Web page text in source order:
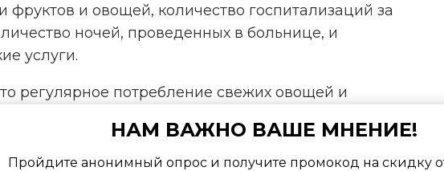
фруктов и овощей, количество госпитализаций за
ночей, проведенных в больнице, и
услуги.
регулярное потребление свежих овощей и
при этом регистрируется меньше
сроки пребывания в больнице, что
на здравоохранение на миллиарды:
НАМ ВАЖНО ВАШЕ МНЕНИЕ!
Пройдите анонимный опрос и получите промокод на скидку